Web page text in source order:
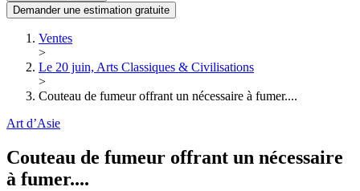
Demander une estimation gratuite
Ventes
>
Le 20 juin, Arts Classiques & Civilisations
>
Couteau de fumeur offrant un nécessaire à fumer....
Art d’Asie
Couteau de fumeur offrant un nécessaire
à fumer....